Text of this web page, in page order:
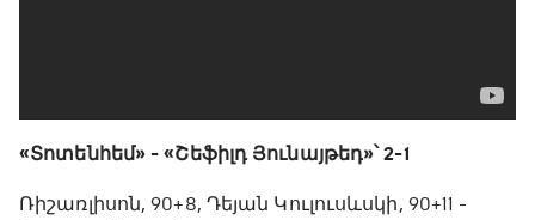
«Տոտենհեմ» - «Շեֆիլդ Յունայթեդ»՝ 2-1
Ռիշառլիսոն, 90+8, Դեյան Կուլուսևսկի, 90+11 -